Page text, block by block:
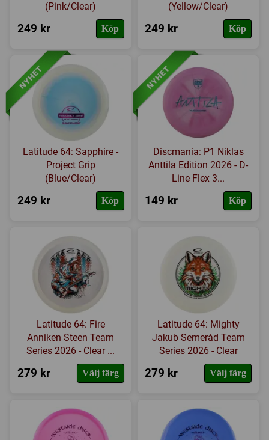
(Pink/Clear)
249 kr Köp
(Yellow/Clear)
249 kr Köp
Latitude 64: Sapphire -
Project Grip
(Blue/Clear)
249 kr Köp
Discmania: P1 Niklas
Anttila Edition 2026 - D-
Line Flex 3...
149 kr Köp
Latitude 64: Fire
Anniken Steen Team
Series 2026 - Clear ...
279 kr Välj färg
Latitude 64: Mighty
Jakub Semerád Team
Series 2026 - Clear
279 kr Välj färg